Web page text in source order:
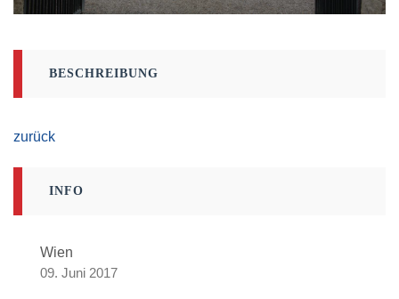
BESCHREIBUNG
zurück
INFO
Wien
09. Juni 2017